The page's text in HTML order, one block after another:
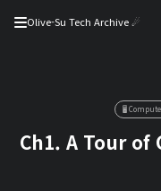
Olive-Su Tech Archive ☄︎
🖥️
Ch1. A Tour of